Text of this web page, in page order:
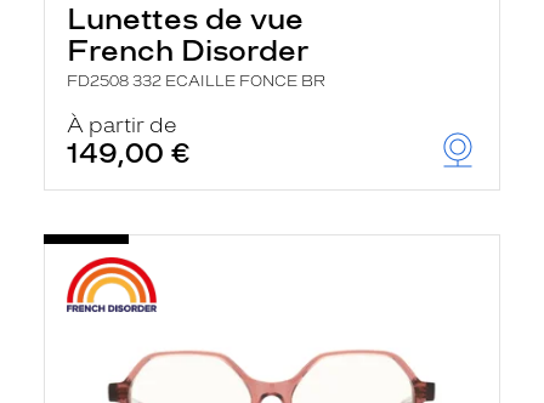
Lunettes de vue
French Disorder
FD2508 332 ECAILLE FONCE BR
À partir de
149,00 €